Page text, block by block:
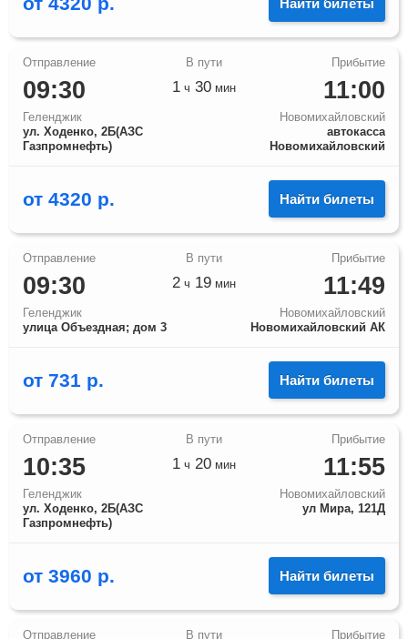
Найти билеты
09:30
Геленджик
ул. Ходенко, 2Б(АЗС
Газпромнефть)
11:00
Новомихайловский
автокасса
Новомихайловский
1 ч 30 мин
от 4320 р. Найти билеты
09:30
Геленджик
улица Объездная; дом 3
11:49
Новомихайловский
Новомихайловский АК
2 ч 19 мин
от 731 р. Найти билеты
10:35
Геленджик
ул. Ходенко, 2Б(АЗС
Газпромнефть)
11:55
Новомихайловский
ул Мира, 121Д
1 ч 20 мин
от 3960 р. Найти билеты